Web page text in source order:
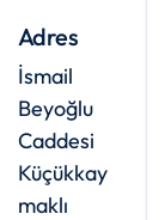
Adres
İsmail
Beyoğlu
Caddesi
Küçükkay
maklı